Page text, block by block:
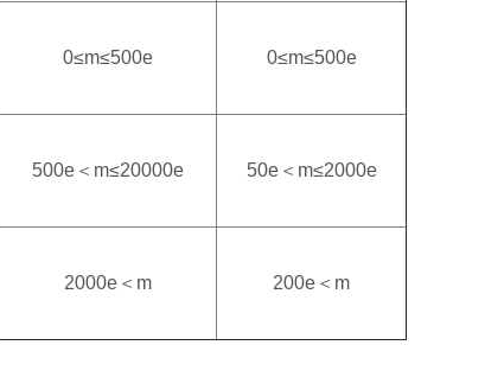
0≤m≤500e 0≤m≤500e
500e＜m≤20000e 50e＜m≤2000e
2000e＜m 200e＜m